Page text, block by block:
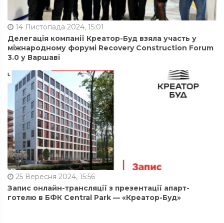
14 Листопада 2024, 15:01
Делегація компанії Креатор-Буд взяла участь у
міжнародному форумі Recovery Construction Forum
3.0 у Варшаві
25 Вересня 2024, 15:56
Запис онлайн-трансляції з презентації апарт-
готелю в БФК Central Park — «Креатор-Буд»